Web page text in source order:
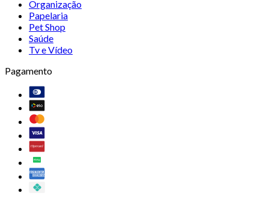
Organização
Papelaria
Pet Shop
Saúde
Tv e Vídeo
Pagamento